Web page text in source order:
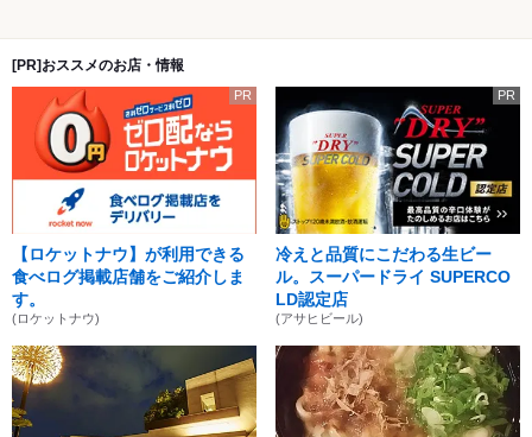
[PR]おススメのお店・情報
PR
【ロケットナウ】が利用できる
食べログ掲載店舗をご紹介しま
す。
(ロケットナウ)
PR
冷えと品質にこだわる生ビー
ル。スーパードライ SUPERCO
LD認定店
(アサヒビール)